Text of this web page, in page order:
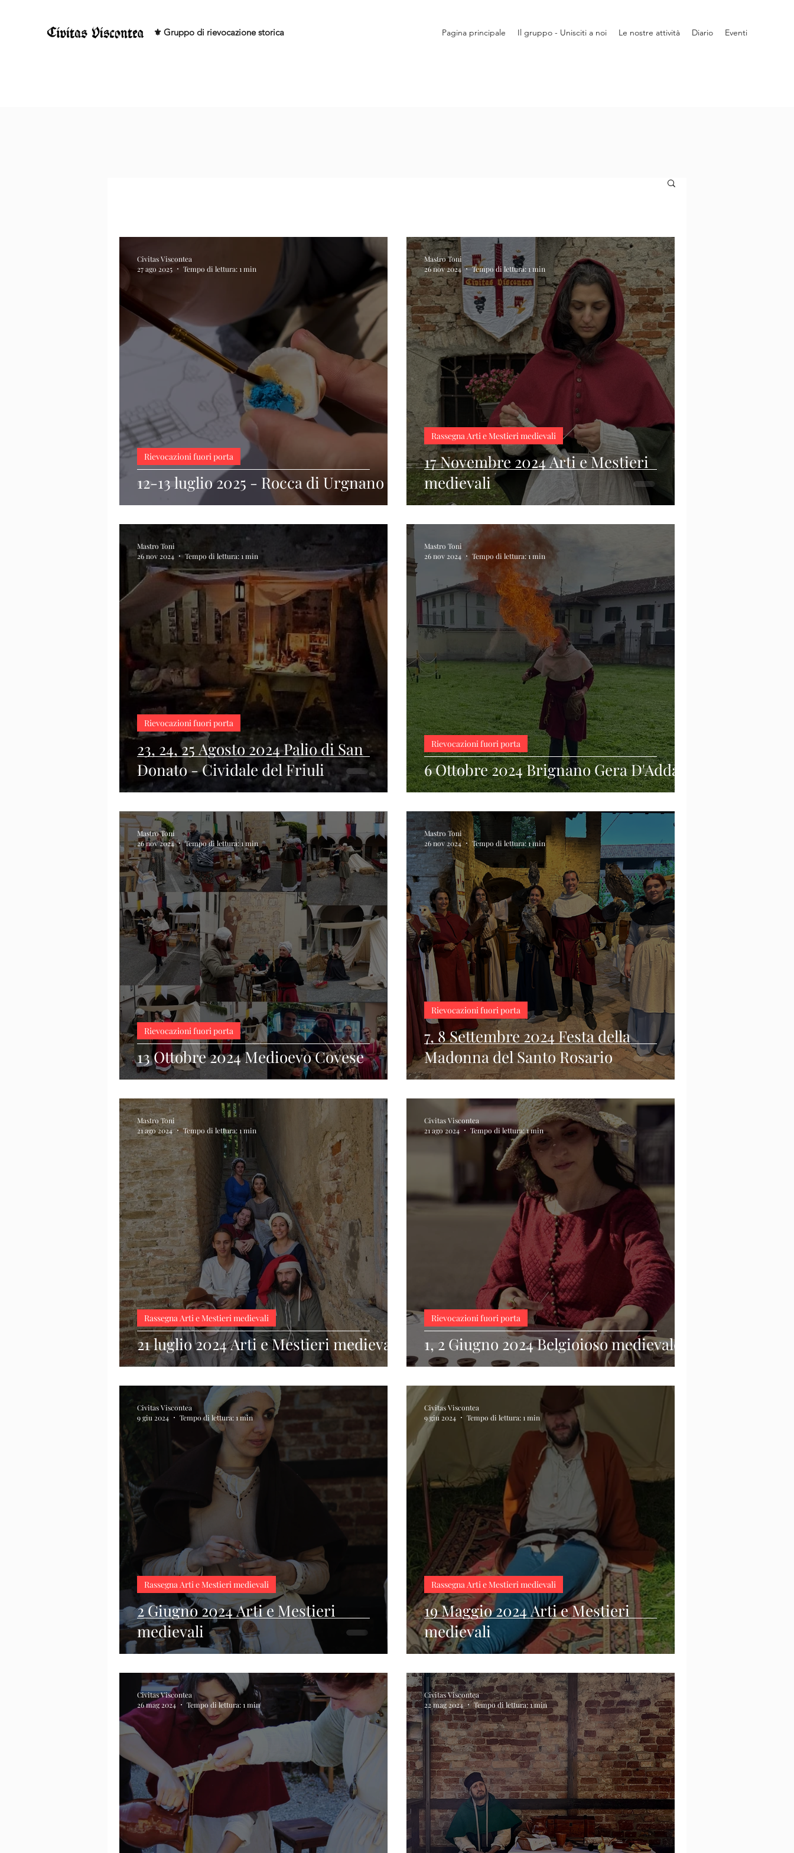
⚜️ Gruppo di rievocazione storica Pagina principale Il gruppo - Unisciti a noi Le nostre attività Diario Eventi
12-13 luglio 2025 - Rocca di Urgnano
Rievocazioni fuori porta
Civitas Viscontea
27 ago 2025
Tempo di lettura: 1 min
17 Novembre 2024 Arti e Mestieri
medievali
Rassegna Arti e Mestieri medievali
Mastro Toni
26 nov 2024
Tempo di lettura: 1 min
23, 24, 25 Agosto 2024 Palio di San
Donato - Cividale del Friuli
Rievocazioni fuori porta
Mastro Toni
26 nov 2024
Tempo di lettura: 1 min
6 Ottobre 2024 Brignano Gera D'Adda
Rievocazioni fuori porta
Mastro Toni
26 nov 2024
Tempo di lettura: 1 min
13 Ottobre 2024 Medioevo Covese
Rievocazioni fuori porta
Mastro Toni
26 nov 2024
Tempo di lettura: 1 min
7, 8 Settembre 2024 Festa della
Madonna del Santo Rosario
Rievocazioni fuori porta
Mastro Toni
26 nov 2024
Tempo di lettura: 1 min
21 luglio 2024 Arti e Mestieri medievali
Rassegna Arti e Mestieri medievali
Mastro Toni
21 ago 2024
Tempo di lettura: 1 min
1, 2 Giugno 2024 Belgioioso medievale
Rievocazioni fuori porta
Civitas Viscontea
21 ago 2024
Tempo di lettura: 1 min
2 Giugno 2024 Arti e Mestieri
medievali
Rassegna Arti e Mestieri medievali
Civitas Viscontea
9 giu 2024
Tempo di lettura: 1 min
19 Maggio 2024 Arti e Mestieri
medievali
Rassegna Arti e Mestieri medievali
Civitas Viscontea
9 giu 2024
Tempo di lettura: 1 min
Civitas Viscontea
26 mag 2024
Tempo di lettura: 1 min
Civitas Viscontea
22 mag 2024
Tempo di lettura: 1 min